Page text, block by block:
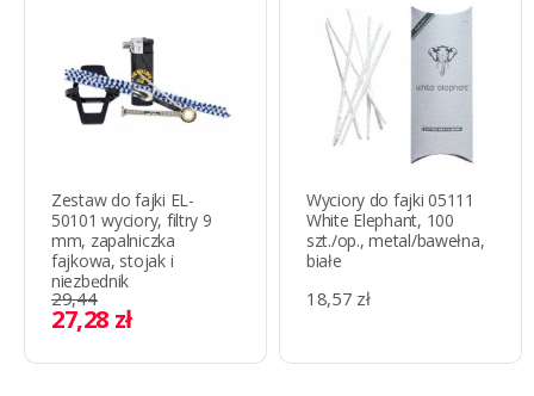
Zestaw do fajki EL-
50101 wyciory, filtry 9
mm, zapalniczka
fajkowa, stojak i
niezbędnik
29,44
27,28 zł
Wyciory do fajki 05111
White Elephant, 100
szt./op., metal/bawełna,
białe
18,57 zł